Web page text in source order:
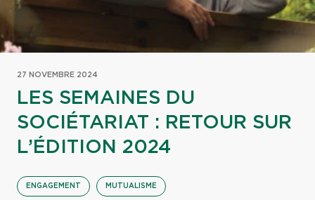
27 NOVEMBRE 2024
LES SEMAINES DU
SOCIÉTARIAT : RETOUR SUR
L’ÉDITION 2024
ENGAGEMENT MUTUALISME